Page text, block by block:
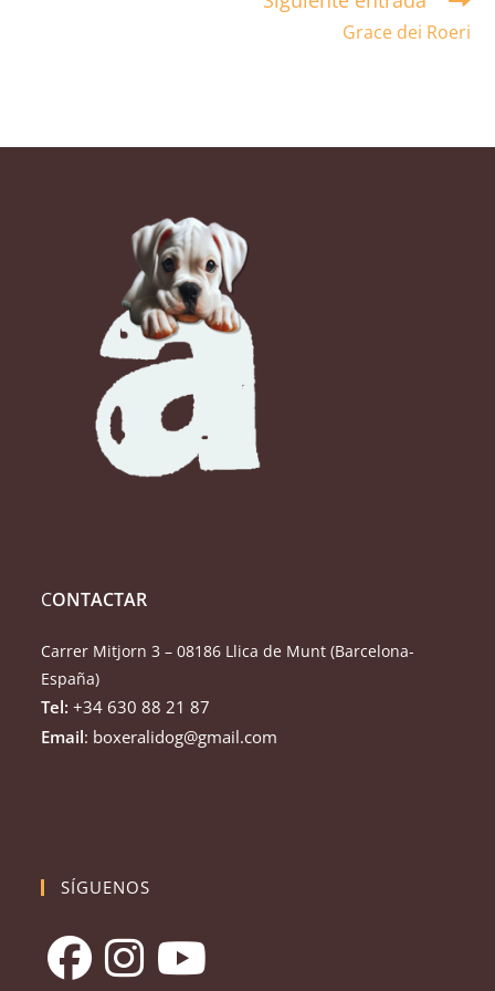
Grace dei Roeri
CONTACTAR
Carrer Mitjorn 3 – 08186 Llica de Munt (Barcelona-
España)
Tel: +34 630 88 21 87
Email: boxeralidog@gmail.com
SÍGUENOS